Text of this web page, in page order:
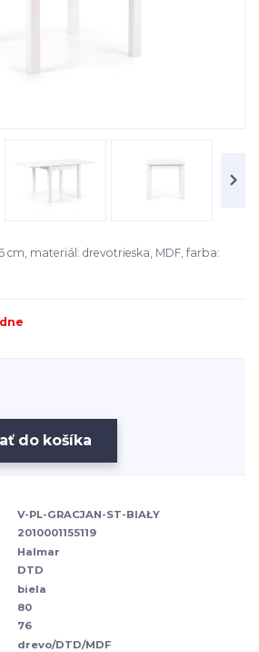
materiál: drevotrieska, MDF, farba:
do košíka
V-PL-GRACJAN-ST-BIAŁY
2010001155119
Halmar
DTD
biela
80
76
drevo/DTD/MDF